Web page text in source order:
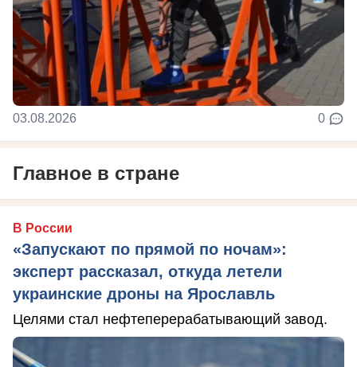
03.08.2026 0
Главное в стране
В России
«Запускают по прямой по ночам»:
эксперт рассказал, откуда летели
украинские дроны на Ярославль
Целями стал нефтеперерабатывающий завод.